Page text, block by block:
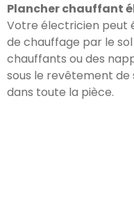
Plancher chauffant
Votre électricien peut
de chauffage par le
chauffants ou des
sous le revêtement
dans toute la pièce.